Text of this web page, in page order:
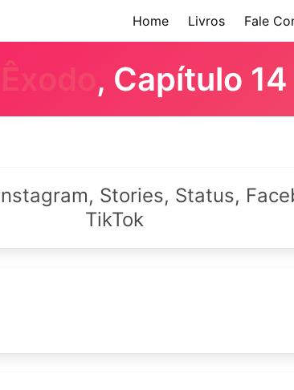
Home Livros Fale
Êxodo , Capítulo 14
Stories, Status,
TikTok